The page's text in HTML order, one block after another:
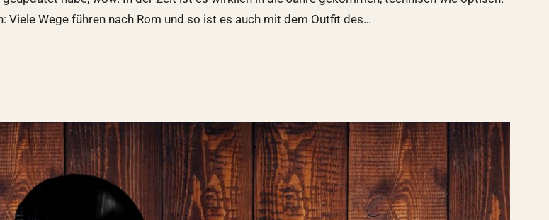
Wege führen nach Rom und so ist es auch mit dem Outfit des…